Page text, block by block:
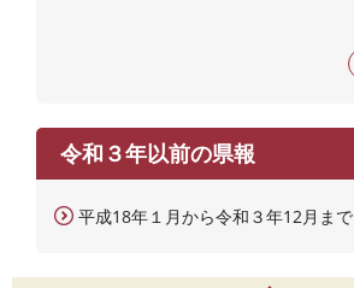
令和３年以前の県報
平成18年１月から令和３年12月まで